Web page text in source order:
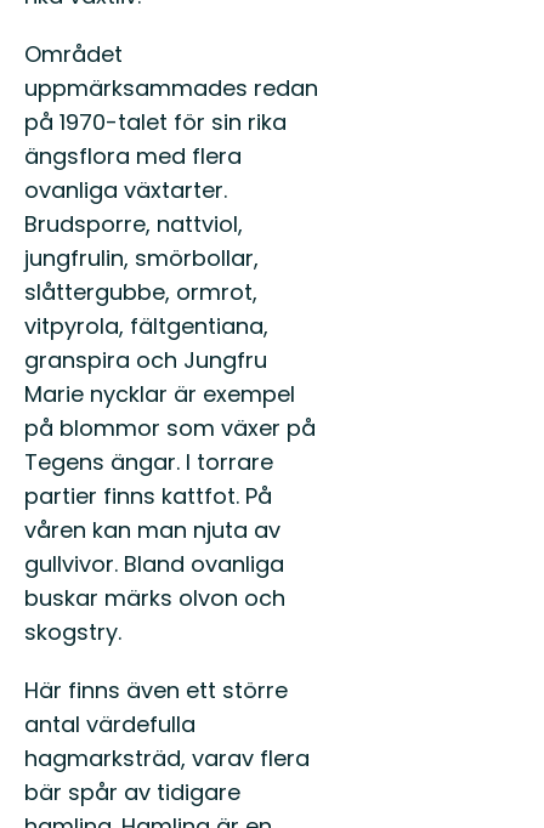
Området
uppmärksammades redan
på 1970-talet för sin rika
ängsflora med flera
ovanliga växtarter.
Brudsporre, nattviol,
jungfrulin, smörbollar,
slåttergubbe, ormrot,
vitpyrola, fältgentiana,
granspira och Jungfru
Marie nycklar är exempel
på blommor som växer på
Tegens ängar. I torrare
partier finns kattfot. På
våren kan man njuta av
gullvivor. Bland ovanliga
buskar märks olvon och
skogstry.
Här finns även ett större
antal värdefulla
hagmarksträd, varav flera
bär spår av tidigare